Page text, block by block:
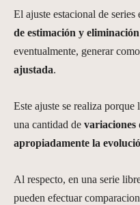
El ajuste estacional de series
de estimación y
eventualmente, generar
ajustada.
Este ajuste se realiza
una cantidad de variaciones
apropiadamente la
Al respecto, en una serie
pueden efectuar